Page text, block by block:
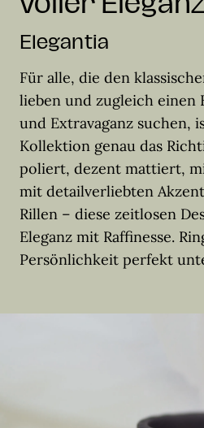
Elegantia
Für alle, die den
lieben und zugleich einen
und Extravaganz suchen,
Kollektion genau das
poliert, dezent mattiert,
mit detailverliebten
Rillen – diese zeitlosen
Eleganz mit Raffinesse.
Persönlichkeit perfekt